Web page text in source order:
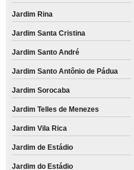
Jardim Rina
Jardim Santa Cristina
Jardim Santo André
Jardim Santo Antônio de Pádua
Jardim Sorocaba
Jardim Telles de Menezes
Jardim Vila Rica
Jardim de Estádio
Jardim do Estádio